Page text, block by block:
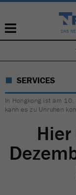
SERVICES
In Hongkong ist am
kann es zu Unruhen
Hier